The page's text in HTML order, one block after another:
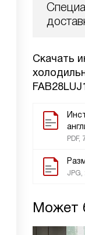
Скачать
FAB28LUJ1
PDF,
JPG,
Может